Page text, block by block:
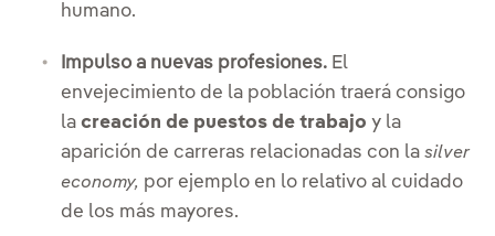
humano.
Impulso a nuevas profesiones. El
envejecimiento de la población traerá consigo
la creación de puestos de trabajo y la
aparición de carreras relacionadas con la silver
economy, por ejemplo en lo relativo al cuidado
de los más mayores.